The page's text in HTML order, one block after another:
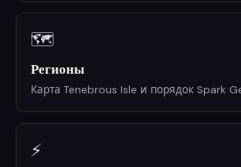
🗺
Регионы
Карта Tenebrous Isle и порядок Spark
⚡